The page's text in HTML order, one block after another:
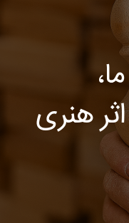
هنری